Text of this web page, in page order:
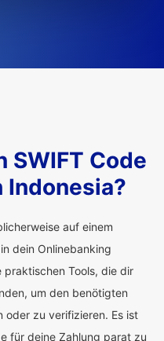
SWIFT Code
Indonesia?
auf einem
dein Onlinebanking
Tools, die dir
um den benötigten
oder zu verifizieren. Es ist
für deine Zahlung parat zu